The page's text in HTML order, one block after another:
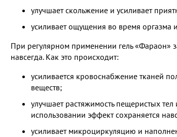
улучшает скольжение и усиливает
усиливает ощущения во время оргазма
При регулярном применении гель «Фараон»
навсегда. Как это происходит:
усиливается кровоснабжение тканей
веществ;
улучшает растяжимость пещеристых
использовании эффект сохраняется
усиливает микроциркуляцию и